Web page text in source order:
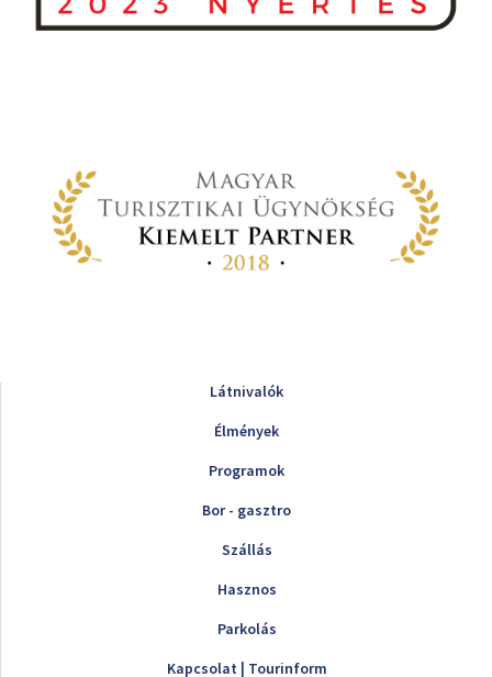
Látnivalók
Élmények
Programok
Bor - gasztro
Szállás
Hasznos
Parkolás
Kapcsolat | Tourinform